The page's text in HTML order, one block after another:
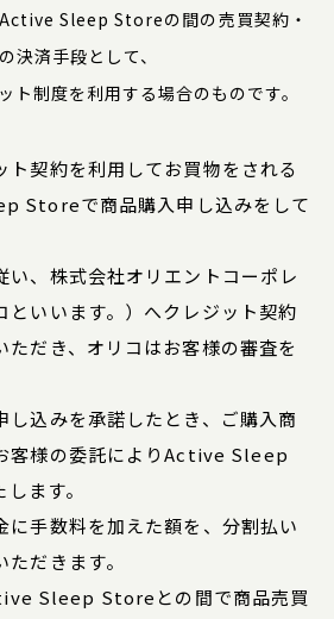
Sleep Storeの間の売買契約・
決済手段として、
ト制度を利用する場合のものです。
ト契約を利用してお買物をされる
Storeで商品購入申し込みをして
い、株式会社オリエントコーポレ
といいます。）へクレジット契約
ただき、オリコはお客様の審査を
し込みを承諾したとき、ご購入商
客様の委託によりActive Sleep
ます。
に手数料を加えた額を、分割払い
だきます。
Sleep Storeとの間で商品売買